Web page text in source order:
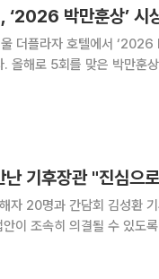
‘2026 박만훈상’ 시
더플라자 호텔에서
평
네트워크(DCVMN)가 공동
난 기후장관 "진심으
에너지환경부 장관은 25일 "가습기
이 조속히 의결될 수 있도
피해자 소통공간에서 가진